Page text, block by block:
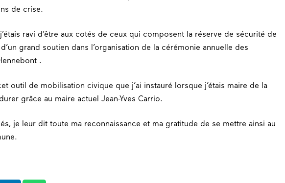
de crise.
ravi d’être aux cotés de ceux qui composent la réserve de sécurité de
grand soutien dans l’organisation de la cérémonie annuelle des
.
outil de mobilisation civique que j’ai instauré lorsque j’étais maire de la
grâce au maire actuel Jean-Yves Carrio.
je leur dit toute ma reconnaissance et ma gratitude de se mettre ainsi au